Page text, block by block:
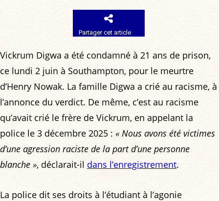
Partager cet article
Vickrum Digwa a été condamné à 21 ans de prison,
ce lundi 2 juin à Southampton, pour le meurtre
d’Henry Nowak. La famille Digwa a crié au racisme, à
l’annonce du verdict. De même, c’est au racisme
qu’avait crié le frère de Vickrum, en appelant la
police le 3 décembre 2025 : « Nous avons été victimes
d’une agression raciste de la part d’une personne
blanche », déclarait-il dans l’enregistrement.
La police dit ses droits à l’étudiant à l’agonie